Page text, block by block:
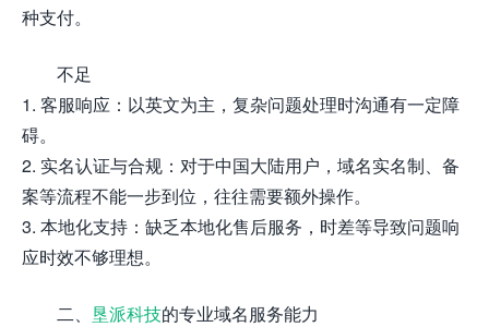
种支付。
不足
1. 客服响应：以英文为主，复杂问题处理时沟通有一定障
碍。
2. 实名认证与合规：对于中国大陆用户，域名实名制、备
案等流程不能一步到位，往往需要额外操作。
3. 本地化支持：缺乏本地化售后服务，时差等导致问题响
应时效不够理想。
二、 垦派科技的专业域名服务能力